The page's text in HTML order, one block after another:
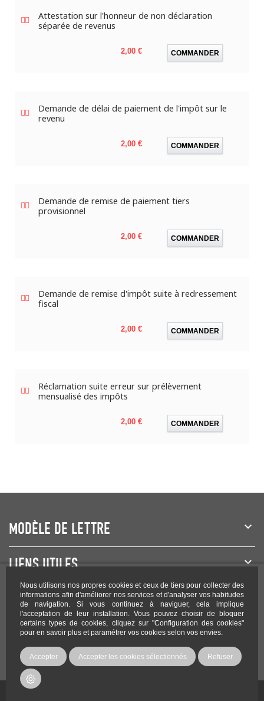
Nous utilisons nos propres cookies et ceux de tiers pour collecter des
informations afin d'améliorer nos services et d'analyser vos habitudes
de navigation. Si vous continuez à naviguer, cela implique
l'acceptation de leur installation. Vous pouvez choisir de bloquer
certains types de cookies, cliquez sur "Configuration des cookies"
pour en savoir plus et paramétrer vos cookies selon vos envies.
Accepter Accepter les cookies sélectionnés Refuser
Attestation sur l'honneur de non déclaration
séparée de revenus
Prix
2,00 € COMMANDER
Demande de délai de paiement de l'impôt sur le
revenu
Prix
2,00 € COMMANDER
Demande de remise de paiement tiers
provisionnel
Prix
2,00 € COMMANDER
Demande de remise d'impôt suite à redressement
fiscal
Prix
2,00 € COMMANDER
Réclamation suite erreur sur prélèvement
mensualisé des impôts
Prix
2,00 € COMMANDER
MODÈLE DE LETTRE
LIENS UTILES
NEWSLETTER